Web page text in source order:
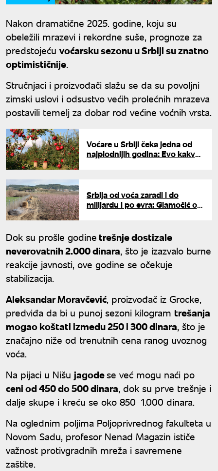
Nakon dramatične 2025. godine, koju su
obeležili mrazevi i rekordne suše, prognoze za
predstojeću voćarsku sezonu u Srbiji su znatno
optimističnije.
Stručnjaci i proizvođači slažu se da su povoljni
zimski uslovi i odsustvo većih prolećnih mrazeva
postavili temelj za dobar rod većine voćnih vrsta.
Voćare u Srbiji čeka jedna od
najplodnijih godina: Evo kakve
Srbija od voća zaradi i do
milijardu i po evra: Glamočić o
Dok su prošle godinetrešnje dostizale
neverovatnih 2.000 dinara, što je izazvalo burne
reakcije javnosti, ove godine se očekuje
stabilizacija.
Aleksandar Moravčević, proizvođač iz Grocke,
predviđa da bi u punoj sezoni kilogram trešanja
mogao koštati između 250 i 300 dinara, što je
značajno niže od trenutnih cena ranog uvoznog
voća.
Na pijaci u Nišu jagodese već mogu naći po
ceni od 450 do 500 dinara, dok su prve trešnje i
dalje skupe i kreću se oko 850–1.000 dinara.
Na oglednim poljima Poljoprivrednog fakulteta u
Novom Sadu, profesor Nenad Magazin ističe
važnost protivgradnih mreža i savremene
zaštite.